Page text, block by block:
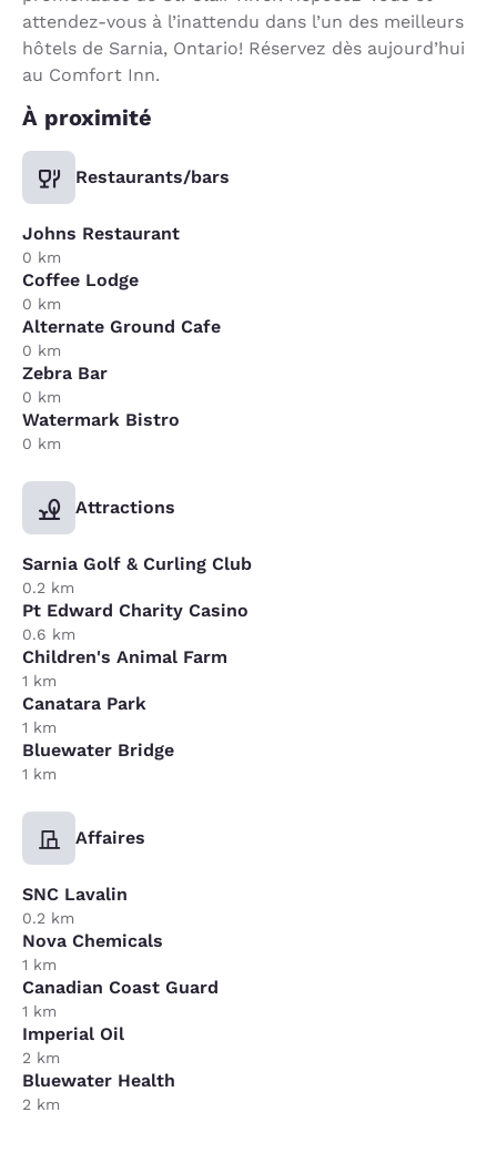
attendez-vous à l’inattendu dans l’un des meilleurs
hôtels de Sarnia, Ontario! Réservez dès aujourd’hui
au Comfort Inn.
À proximité
Restaurants/bars
Johns Restaurant
0 km
Coffee Lodge
0 km
Alternate Ground Cafe
0 km
Zebra Bar
0 km
Watermark Bistro
0 km
Attractions
Sarnia Golf & Curling Club
0.2 km
Pt Edward Charity Casino
0.6 km
Children's Animal Farm
1 km
Canatara Park
1 km
Bluewater Bridge
1 km
Affaires
SNC Lavalin
0.2 km
Nova Chemicals
1 km
Canadian Coast Guard
1 km
Imperial Oil
2 km
Bluewater Health
2 km